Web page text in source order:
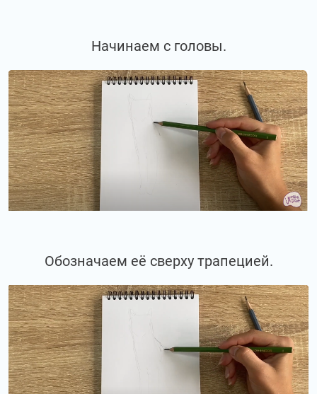
Начинаем с головы.
Обозначаем её сверху трапецией.